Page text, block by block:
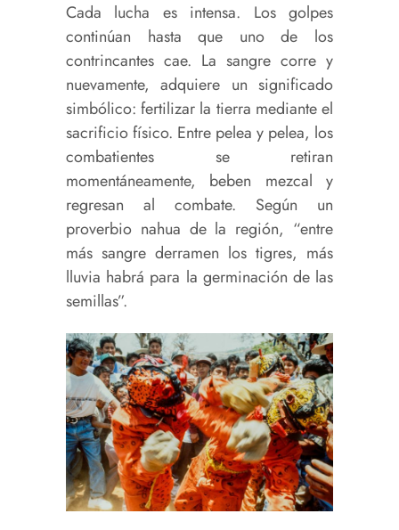
Cada lucha es intensa. Los golpes
continúan hasta que uno de los
contrincantes cae. La sangre corre y
nuevamente, adquiere un significado
simbólico: fertilizar la tierra mediante el
sacrificio físico. Entre pelea y pelea, los
combatientes se retiran
momentáneamente, beben mezcal y
regresan al combate. Según un
proverbio nahua de la región, “entre
más sangre derramen los tigres, más
lluvia habrá para la germinación de las
semillas”.